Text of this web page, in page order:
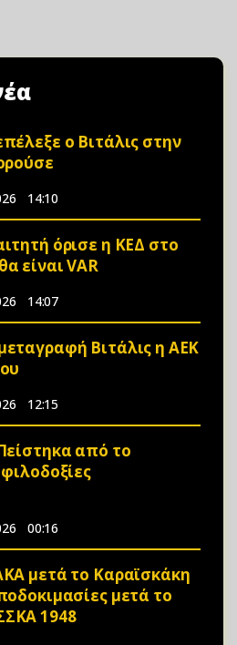
ο Βιτάλις στην
14:10
όρισε η ΚΕΔ στο
είναι VAR
14:07
Βιτάλις η ΑΕΚ
12:15
από το
00:16
μετά το Καραϊσκάκη
μετά το
1948